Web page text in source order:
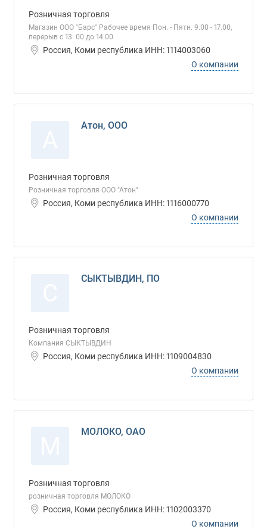
Розничная торговля
Магазин ООО "Барс" Рабочее время Пон. - Пятн. 9.00 - 17.00,
перерыв с 13. 00 до 14.00
Россия, Коми республика ИНН: 1114003060
О компании
Атон, ООО
Розничная торговля
Розничная торговля ООО "Атон"
Россия, Коми республика ИНН: 1116000770
О компании
СЫКТЫВДИН, ПО
Розничная торговля
Компания СЫКТЫВДИН
Россия, Коми республика ИНН: 1109004830
О компании
МОЛОКО, ОАО
Розничная торговля
розничная торговля МОЛОКО
Россия, Коми республика ИНН: 1102003370
О компании